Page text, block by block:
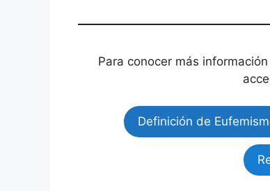
Para conocer más
Definición de